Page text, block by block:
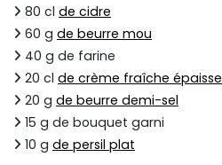
80 cl de cidre
60 g de beurre mou
40 g de farine
20 cl de crème fraîche épaisse
20 g de beurre demi-sel
15 g de bouquet garni
10 g de persil plat